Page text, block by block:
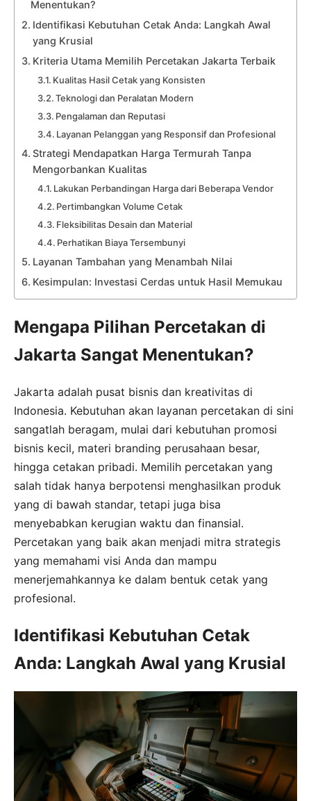
Menentukan?
Identifikasi Kebutuhan Cetak Anda: Langkah Awal
yang Krusial
Kriteria Utama Memilih Percetakan Jakarta Terbaik
Kualitas Hasil Cetak yang Konsisten
Teknologi dan Peralatan Modern
Pengalaman dan Reputasi
Layanan Pelanggan yang Responsif dan Profesional
Strategi Mendapatkan Harga Termurah Tanpa
Mengorbankan Kualitas
Lakukan Perbandingan Harga dari Beberapa Vendor
Pertimbangkan Volume Cetak
Fleksibilitas Desain dan Material
Perhatikan Biaya Tersembunyi
Layanan Tambahan yang Menambah Nilai
Kesimpulan: Investasi Cerdas untuk Hasil Memukau
Mengapa Pilihan Percetakan di
Jakarta Sangat Menentukan?
Jakarta adalah pusat bisnis dan kreativitas di
Indonesia. Kebutuhan akan layanan percetakan di sini
sangatlah beragam, mulai dari kebutuhan promosi
bisnis kecil, materi branding perusahaan besar,
hingga cetakan pribadi. Memilih percetakan yang
salah tidak hanya berpotensi menghasilkan produk
yang di bawah standar, tetapi juga bisa
menyebabkan kerugian waktu dan finansial.
Percetakan yang baik akan menjadi mitra strategis
yang memahami visi Anda dan mampu
menerjemahkannya ke dalam bentuk cetak yang
profesional.
Identifikasi Kebutuhan Cetak
Anda: Langkah Awal yang Krusial